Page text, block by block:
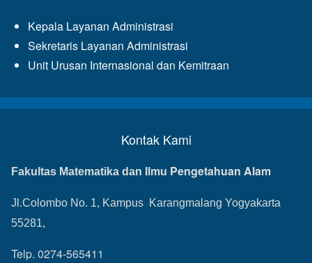
Kepala Layanan Administrasi
Sekretaris Layanan Administrasi
Unit Urusan Internasional dan Kemitraan
Kontak Kami
Fakultas Matematika dan Ilmu Pengetahuan Alam
Jl.Colombo No. 1, Kampus Karangmalang Yogyakarta
55281,
Telp. 0274-565411